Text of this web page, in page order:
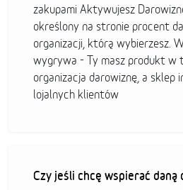
zakupami Aktywujesz
określony na stronie procent
organizacji, którą wybierzesz.
wygrywa - Ty masz produkt w
organizacja darowiznę, a
lojalnych klientów
Czy jeśli chcę wspierać daną